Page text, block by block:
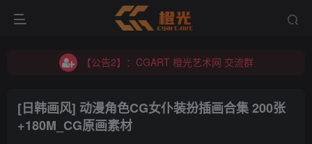
【公告2】：CGART 橙光艺术网 交流群
【公告2】：CGART 橙光艺术网 交流群
[日韩画风] 动漫角色CG女仆装扮插画合集 200张
+180M_CG原画素材